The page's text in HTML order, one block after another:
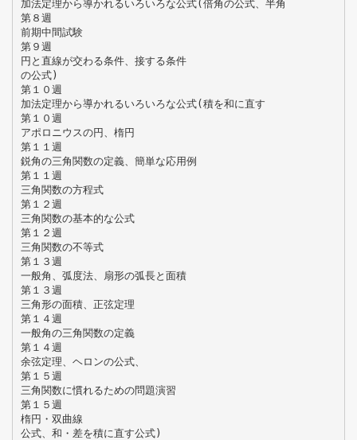
加法定理から導かれるいろいろな公式(倍角の公式、半角
第８週
前期中間試験
第９週
円と直線が交わる条件、接する条件
の公式)
第１０週
加法定理から導かれるいろいろな公式(積を和に直す
第１０週
アポロニウスの円、楕円
第１１週
鋭角の三角関数の定義、簡単な応用例
第１１週
三角関数の方程式
第１２週
三角関数の基本的な公式
第１２週
三角関数の不等式
第１３週
一般角、弧度法、扇形の弧長と面積
第１３週
三角形の面積、正弦定理
第１４週
一般角の三角関数の定義
第１４週
余弦定理、ヘロンの公式、
第１５週
三角関数に慣れるための問題演習
第１５週
楕円・双曲線
公式、和・差を積に直す公式)